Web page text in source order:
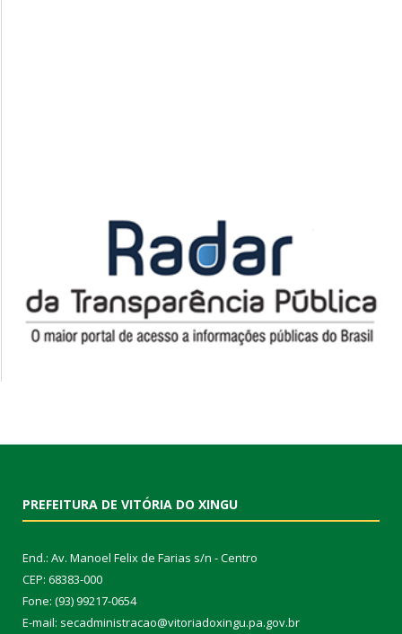
PREFEITURA DE VITÓRIA DO XINGU
End.: Av. Manoel Felix de Farias s/n - Centro
CEP: 68383-000
Fone: (93) 99217-0654
E-mail: secadministracao@vitoriadoxingu.pa.gov.br